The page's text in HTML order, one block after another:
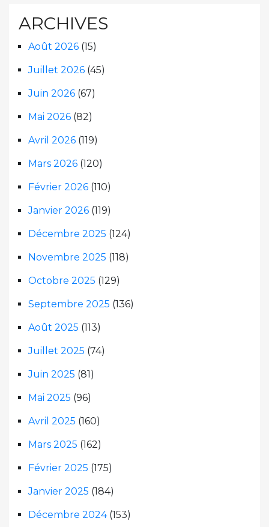
ARCHIVES
Août 2026 (15)
Juillet 2026 (45)
Juin 2026 (67)
Mai 2026 (82)
Avril 2026 (119)
Mars 2026 (120)
Février 2026 (110)
Janvier 2026 (119)
Décembre 2025 (124)
Novembre 2025 (118)
Octobre 2025 (129)
Septembre 2025 (136)
Août 2025 (113)
Juillet 2025 (74)
Juin 2025 (81)
Mai 2025 (96)
Avril 2025 (160)
Mars 2025 (162)
Février 2025 (175)
Janvier 2025 (184)
Décembre 2024(153)